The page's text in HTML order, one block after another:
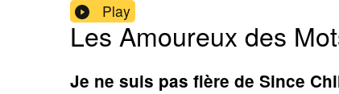
Play
Les Amoureux des
Je ne suis pas fière de Since